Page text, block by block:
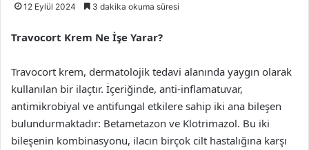
12 Eylül 2024 3 dakika okuma süresi
Travocort Krem Ne İşe Yarar?
Travocort krem, dermatolojik tedavi alanında yaygın olarak
kullanılan bir ilaçtır. İçeriğinde, anti-inflamatuvar,
antimikrobiyal ve antifungal etkilere sahip iki ana bileşen
bulundurmaktadır: Betametazon ve Klotrimazol. Bu iki
bileşenin kombinasyonu, ilacın birçok cilt hastalığına karşı